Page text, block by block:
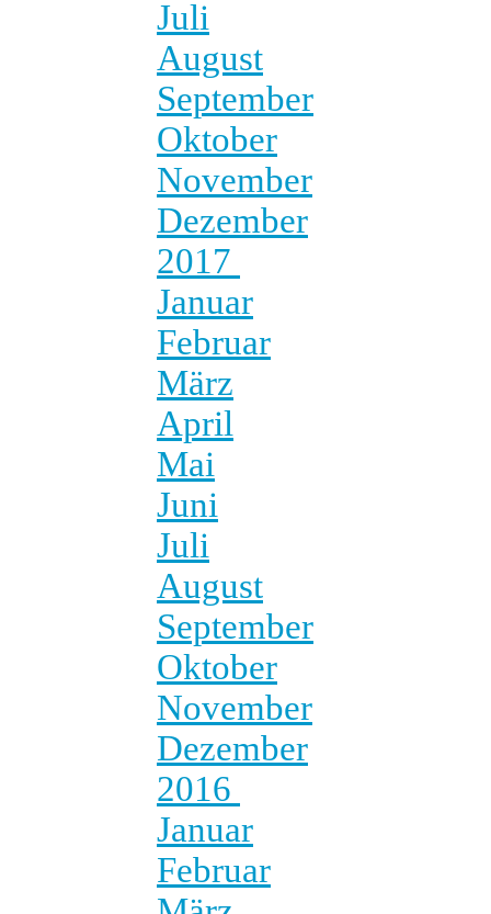
Juli
August
September
Oktober
November
Dezember
2017
Januar
Februar
März
April
Mai
Juni
Juli
August
September
Oktober
November
Dezember
2016
Januar
Februar